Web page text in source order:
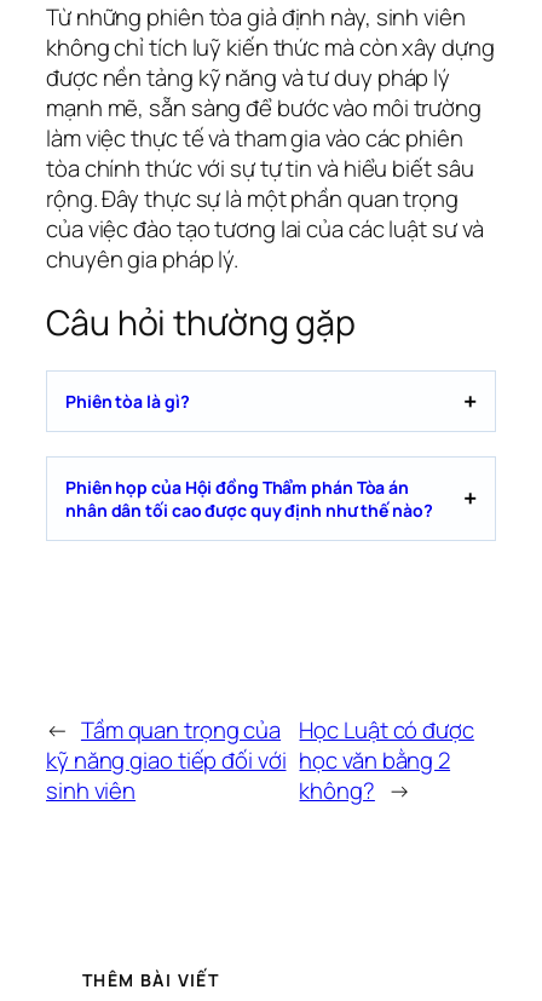
Từ những phiên tòa giả định này, sinh viên
không chỉ tích luỹ kiến thức mà còn xây dựng
được nền tảng kỹ năng và tư duy pháp lý
mạnh mẽ, sẵn sàng để bước vào môi trường
làm việc thực tế và tham gia vào các phiên
tòa chính thức với sự tự tin và hiểu biết sâu
rộng. Đây thực sự là một phần quan trọng
của việc đào tạo tương lai của các luật sư và
chuyên gia pháp lý.
Câu hỏi thường gặp
Phiên tòa là gì?
Phiên họp của Hội đồng Thẩm phán Tòa án
nhân dân tối cao được quy định như thế nào?
← Tầm quan trọng của
kỹ năng giao tiếp đối với
sinh viên
Học Luật có được
học văn bằng 2
không? →
THÊM BÀI VIẾT